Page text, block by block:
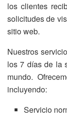
los clientes
solicitudes de
sitio web.
Nuestros
los 7 días de la
mundo.
incluyendo:
Servicio